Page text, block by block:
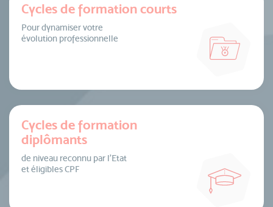
Cycles de formation courts
Pour dynamiser votre
évolution professionnelle
Cycles de formation
diplômants
de niveau reconnu par l’Etat
et éligibles CPF